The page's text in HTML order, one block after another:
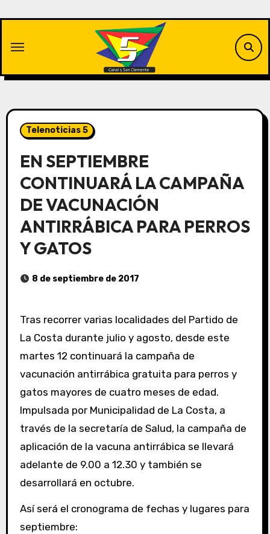
contenido
Telenoticias 5
EN SEPTIEMBRE
CONTINUARÁ LA CAMPAÑA
DE VACUNACIÓN
ANTIRRÁBICA PARA PERROS
Y GATOS
8 de septiembre de 2017
Tras recorrer varias localidades del Partido de
La Costa durante julio y agosto, desde este
martes 12 continuará la campaña de
vacunación antirrábica gratuita para perros y
gatos mayores de cuatro meses de edad.
Impulsada por Municipalidad de La Costa, a
través de la secretaría de Salud, la campaña de
aplicación de la vacuna antirrábica se llevará
adelante de 9.00 a 12.30 y también se
desarrollará en octubre.
Así será el cronograma de fechas y lugares para
septiembre: